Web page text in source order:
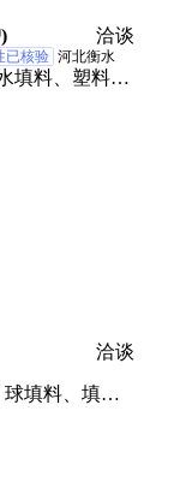
大
洽谈
已核验 河北衡水
填料、塑料填
、淋水片、收
冷却塔维修、
洽谈
球填料、填料
、生物填料、
pp高流环、带
球、液过滤